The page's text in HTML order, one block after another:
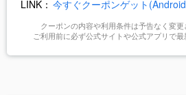
LINK： 今すぐクーポンゲット
クーポンの内容や利用条件は予告なく変更
ご利用前に必ず公式サイトや公式アプリで最